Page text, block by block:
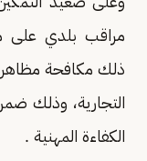
مراقب بلدي على
ذلك مكافحة مظاهر
التجارية، وذلك
الكفاءة المهنية .